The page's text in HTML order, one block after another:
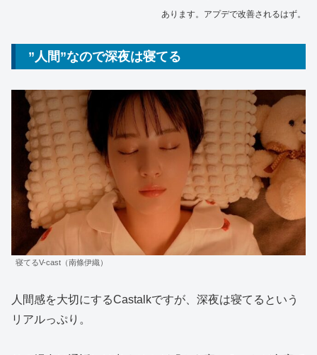
あります。アプデで改善されるはず。
”人間”なので深夜は寝てる
寝てるV-cast（南條伊織）
人間感を大切にするCastalkですが、深夜は寝てるという
リアルっぷり。